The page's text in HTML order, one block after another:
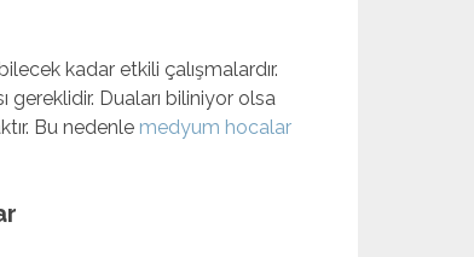
kadar etkili çalışmalardır.
gereklidir. Duaları biliniyor olsa
Bu nedenle medyum hocalar